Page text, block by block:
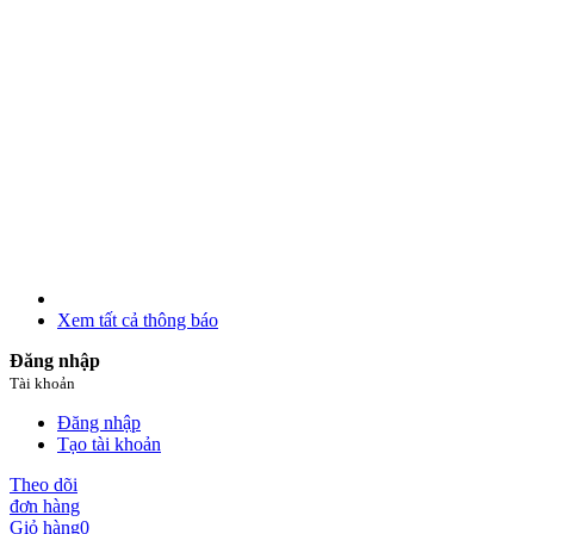
Xem tất cả thông báo
Đăng nhập
Tài khoản
Đăng nhập
Tạo tài khoản
Theo dõi
đơn hàng
Giỏ hàng0